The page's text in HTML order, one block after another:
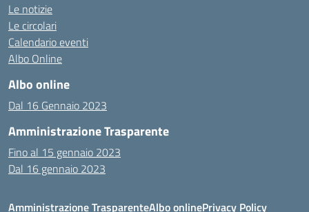
Le notizie
Le circolari
Calendario eventi
Albo Online
Albo online
Dal 16 Gennaio 2023
Amministrazione Trasparente
Fino al 15 gennaio 2023
Dal 16 gennaio 2023
Amministrazione TrasparenteAlbo onlinePrivacy Policy